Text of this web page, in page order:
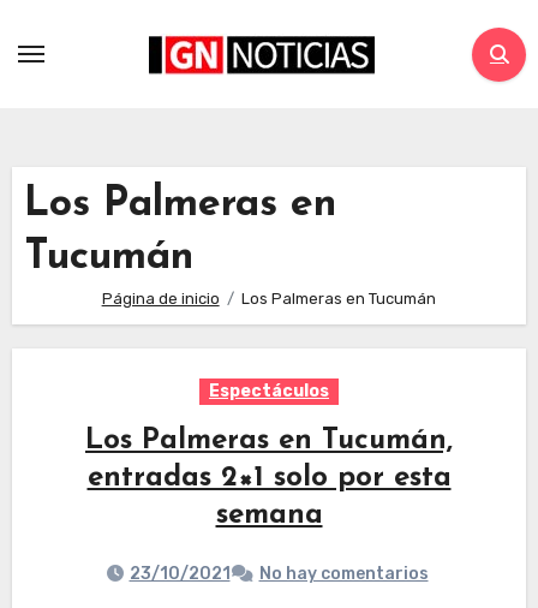
Los Palmeras en
Tucumán
Página de inicio Los Palmeras en Tucumán
Espectáculos
Los Palmeras en Tucumán,
entradas 2×1 solo por esta
semana
23/10/2021 No hay comentarios